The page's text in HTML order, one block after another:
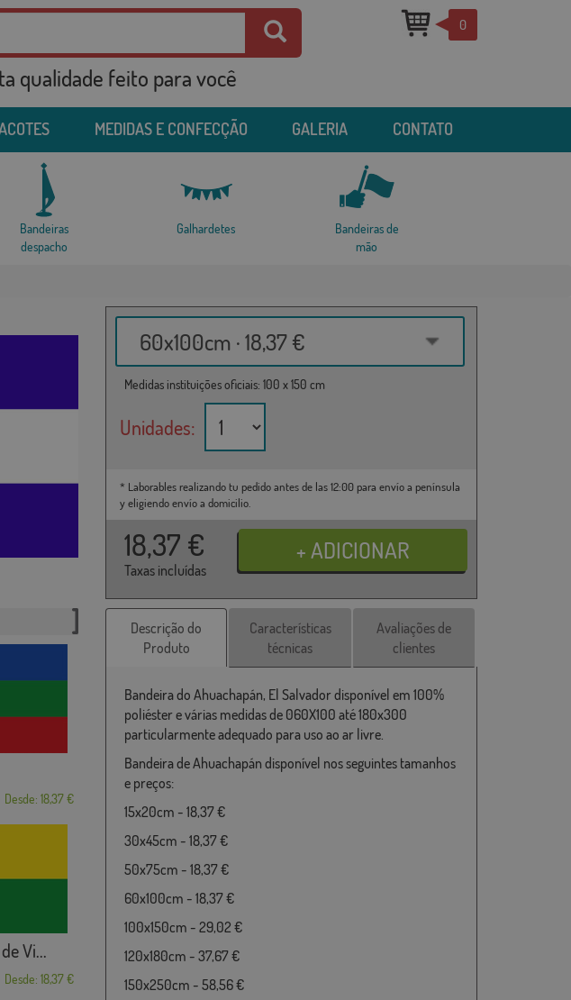
qualidade feito para você
0
MEDIDAS E CONFECÇÃO GALERIA CONTATO
Bandeiras
despacho
Galhardetes
Bandeiras de
mão
60x100cm · 18,37 €
Medidas instituições oficiais: 100 x 150 cm
Unidades:
* Laborables realizando tu pedido antes de las 12:00 para envío a península
y eligiendo envío a domicilio.
18,37 €
Taxas incluídas
Desde: 18,37 €
Vi...
Desde: 18,37 €
Descrição do
Produto
Características
técnicas
Avaliações de
clientes
Bandeira do Ahuachapán, El Salvador disponível em 100%
poliéster e várias medidas de 060X100 até 180x300
particularmente adequado para uso ao ar livre.
Bandeira de Ahuachapán disponível nos seguintes tamanhos
e preços:
15x20cm - 18,37 €
30x45cm - 18,37 €
50x75cm - 18,37 €
60x100cm - 18,37 €
100x150cm - 29,02 €
120x180cm - 37,67 €
150x250cm - 58,56 €